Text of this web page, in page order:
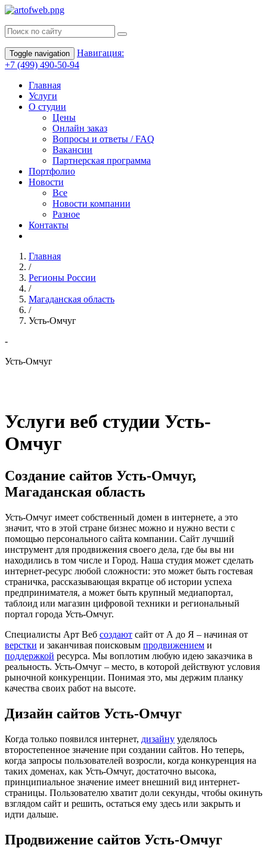
Toggle navigation
Навигация:
+7 (499) 490-50-94
Главная
Услуги
О студии
Цены
Онлайн заказ
Вопросы и ответы / FAQ
Вакансии
Партнерская программа
Портфолио
Новости
Все
Новости компании
Разное
Контакты
Главная
/
Регионы России
/
Магаданская область
/
Усть-Омчуг
-
Усть-Омчуг
Услуги веб студии Усть-
Омчуг
Создание сайтов Усть-Омчуг,
Магаданская область
Усть-Омчуг имеет собственный домен в интернете, а это
значит, что в этой стране бизнес можно и нужно вести с
помощью персонального сайта компании. Сайт лучший
инструмент для продвижения своего дела, где бы вы ни
находились в том числе и Город. Наша студия может сделать
интернет-ресурс любой сложности: это может быть гостевая
страничка, рассказывающая вкратце об истории успеха
предпринимателя, а может быть крупный медиапортал,
таблоид или магазин цифровой техники и региональный
портал города Усть-Омчуг.
Специалисты Арт Веб создают сайт от А до Я ‒ начиная от
верстки и заканчивая поисковым продвижением и
поддержкой ресурса. Мы воплотим любую идею заказчика в
реальность. Усть-Омчуг ‒ место, в которой действуют условия
рыночной конкуренции. Понимая это, мы держим планку
качества своих работ на высоте.
Дизайн сайтов Усть-Омчуг
Когда только появился интернет, дизайну уделялось
второстепенное значение при создании сайтов. Но теперь,
когда запросы пользователей возросли, когда конкуренция на
таких доменах, как Усть-Омчуг, достаточно высока,
принципиальное значение имеет внешний вид интернет-
страницы. Пользователю хватит доли секунды, чтобы окинуть
взглядом сайт и решить, остаться ему здесь или закрыть и
идти дальше.
Продвижение сайтов Усть-Омчуг